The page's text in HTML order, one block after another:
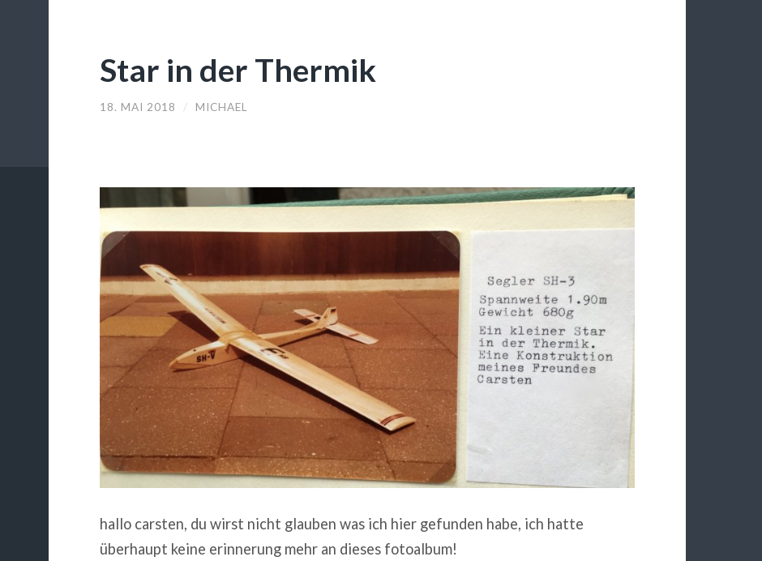
Star in der Thermik
18. MAI 2018 / MICHAEL
hallo carsten, du wirst nicht glauben was ich hier gefunden habe, ich hatte
überhaupt keine erinnerung mehr an dieses fotoalbum!